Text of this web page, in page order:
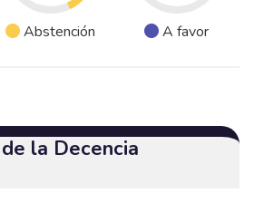
Abstención A favor
la Decencia